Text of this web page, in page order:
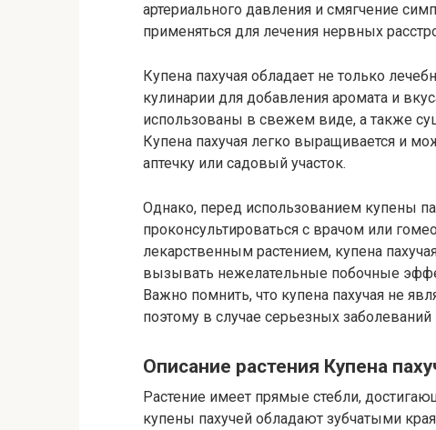
артериального давления и смягчение
применяться для лечения нервных
Купена пахучая обладает не только
кулинарии для добавления аромата и
использованы в свежем виде, а также
Купена пахучая легко выращивается и
аптечку или садовый участок.
Однако, перед использованием купены
проконсультироваться с врачом или
лекарственным растением, купена
вызывать нежелательные побочные
Важно помнить, что купена пахучая не
поэтому в случае серьезных
Описание растения Купена
Растение имеет прямые стебли,
купены пахучей обладают зубчатыми